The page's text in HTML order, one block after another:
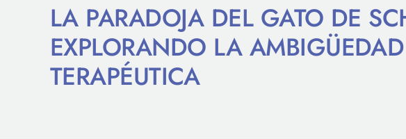
LA PARADOJA DEL GATO DE
EXPLORANDO LA
TERAPÉUTICA